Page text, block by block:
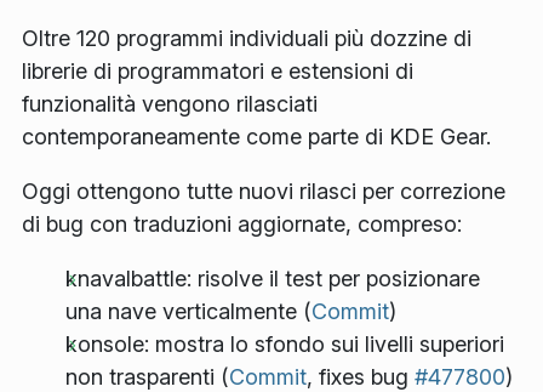
Oltre 120 programmi individuali più dozzine di
librerie di programmatori e estensioni di
funzionalità vengono rilasciati
contemporaneamente come parte di KDE Gear.
Oggi ottengono tutte nuovi rilasci per correzione
di bug con traduzioni aggiornate, compreso:
knavalbattle: risolve il test per posizionare
una nave verticalmente (Commit)
konsole: mostra lo sfondo sui livelli superiori
non trasparenti (Commit, fixes bug #477800)